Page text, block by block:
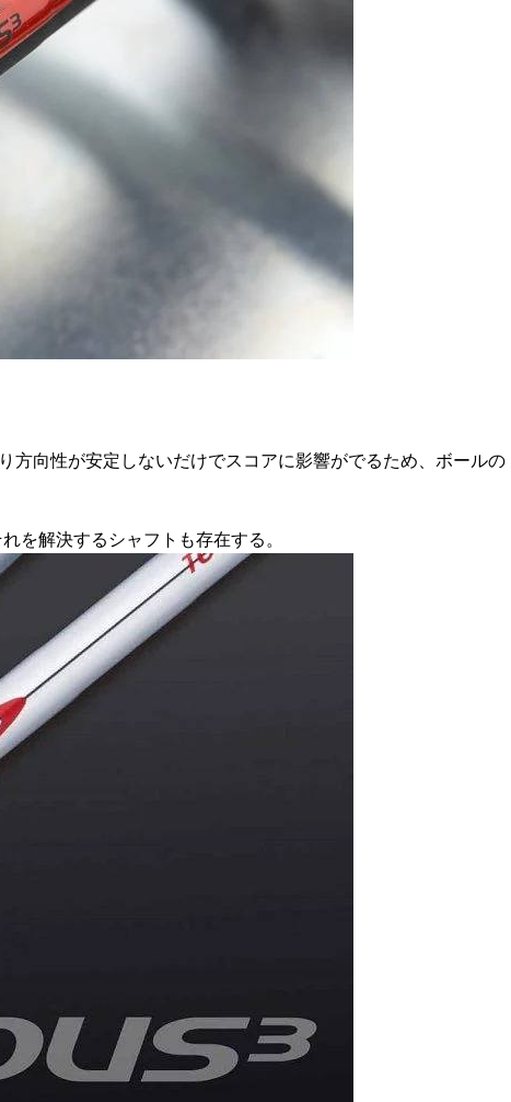
方向性が安定しないだけでスコアに影響がでるため、ボールの
を解決するシャフトも存在する。